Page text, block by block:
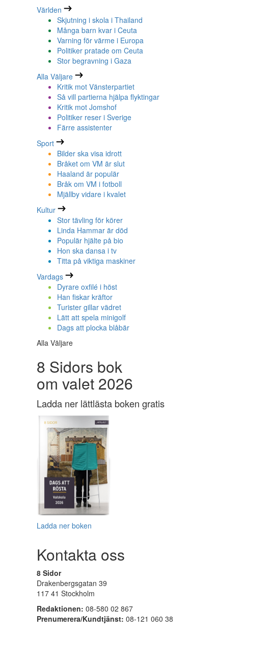
Världen
Skjutning i skola i Thailand
Många barn kvar i Ceuta
Varning för värme i Europa
Politiker pratade om Ceuta
Stor begravning i Gaza
Alla Väljare
Kritik mot Vänsterpartiet
Så vill partierna hjälpa flyktingar
Kritik mot Jomshof
Politiker reser i Sverige
Färre assistenter
Sport
Bilder ska visa idrott
Bråket om VM är slut
Haaland är populär
Bråk om VM i fotboll
Mjällby vidare i kvalet
Kultur
Stor tävling för körer
Linda Hammar är död
Populär hjälte på bio
Hon ska dansa i tv
Titta på viktiga maskiner
Vardags
Dyrare oxfilé i höst
Han fiskar kräftor
Turister gillar vädret
Lätt att spela minigolf
Dags att plocka blåbär
Alla Väljare
8 Sidors bok
om valet 2026
Ladda ner lättlästa boken gratis
Ladda ner boken
Kontakta oss
8 Sidor
Drakenbergsgatan 39
117 41 Stockholm
Redaktionen: 08-580 02 867
Prenumerera/Kundtjänst: 08-121 060 38